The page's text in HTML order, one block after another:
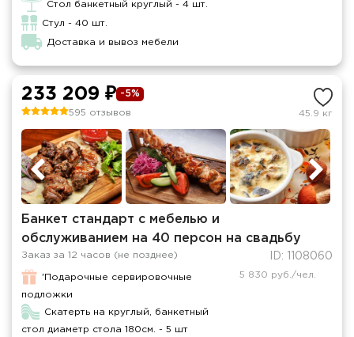
Стол банкетный круглый - 4 шт.
Стул - 40 шт.
Доставка и вывоз мебели
233 209 ₽ -5%
595 отзывов 45.9 кг
Банкет стандарт с мебелью и
обслуживанием на 40 персон на свадьбу
Заказ за 12 часов (не позднее) ID: 1108060
'Подарочные сервировочные
подложки
Скатерть на круглый, банкетный
стол диаметр стола 180см. - 5 шт
5 830 руб./чел.